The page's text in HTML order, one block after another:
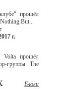
прошёл
But...
г.
прошёл
группы The
Блоги